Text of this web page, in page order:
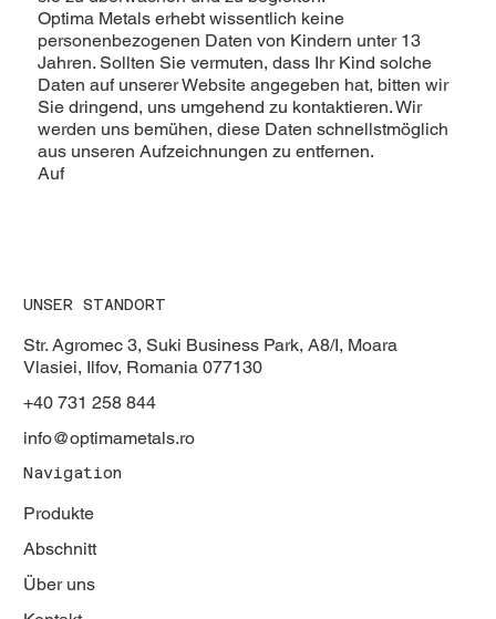
Optima Metals erhebt wissentlich keine
personenbezogenen Daten von Kindern unter 13
Jahren. Sollten Sie vermuten, dass Ihr Kind solche
Daten auf unserer Website angegeben hat, bitten wir
Sie dringend, uns umgehend zu kontaktieren. Wir
werden uns bemühen, diese Daten schnellstmöglich
aus unseren Aufzeichnungen zu entfernen.
Auf
UNSER STANDORT
Str. Agromec 3, Suki Business Park, A8/I, Moara
Vlasiei, Ilfov, Romania 077130
+40 731 258 844
info@optimametals.ro
Navigation
Produkte
Abschnitt
Über uns